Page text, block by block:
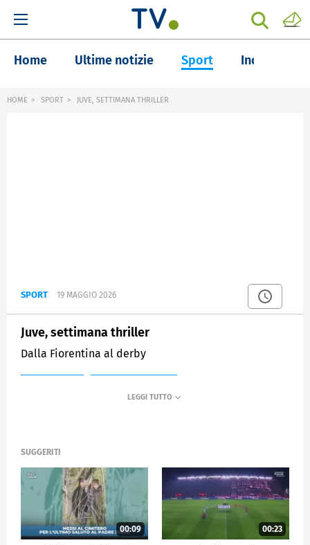
Home Ultime notizie Sport Inchieste
HOME SPORT JUVE, SETTIMANA THRILLER
SPORT 19 MAGGIO 2026
Juve, settimana thriller
Dalla Fiorentina al derby
SUGGERITI
00:09 00:23